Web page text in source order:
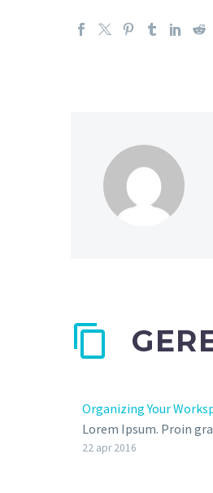
Organizing Your
Lorem Ipsum. Proin
velit auctor aliquet.
22 apr 2016